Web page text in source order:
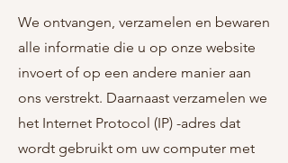
We ontvangen, verzamelen en bewaren
alle informatie die u op onze website
invoert of op een andere manier aan
ons verstrekt. Daarnaast verzamelen we
het Internet Protocol (IP) -adres dat
wordt gebruikt om uw computer met